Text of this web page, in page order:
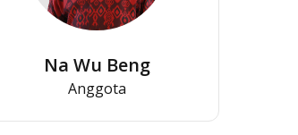
Na Wu Beng
Anggota